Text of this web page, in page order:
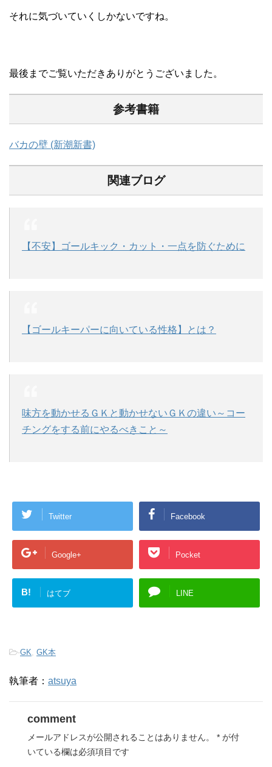
それに気づいていくしかないですね。
最後までご覧いただきありがとうございました。
参考書籍
バカの壁 (新潮新書)
関連ブログ
【不安】ゴールキック・カット・一点を防ぐために
【ゴールキーパーに向いている性格】とは？
味方を動かせるＧＫと動かせないＧＫの違い～コー
チングをする前にやるべきこと～
Twitter Facebook
Google+ Pocket
B! はてブ LINE
-GK, GK本
執筆者： atsuya
comment
メールアドレスが公開されることはありません。 * が付
いている欄は必須項目です